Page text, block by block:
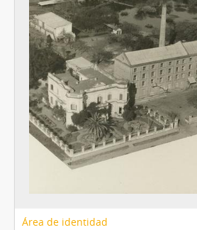
Área de identidad